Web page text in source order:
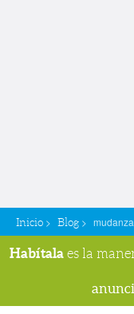
Inicio > Blog > mudanza
Habítala es la